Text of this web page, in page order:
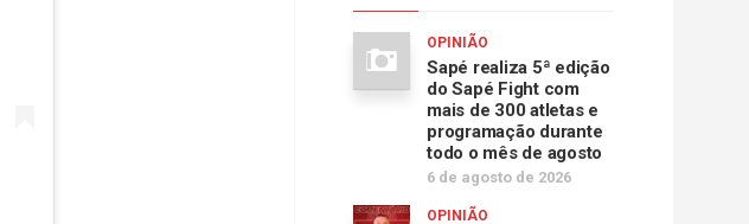
OPINIÃO
Sapé realiza 5ª edição
do Sapé Fight com
mais de 300 atletas e
programação durante
todo o mês de agosto
6 de agosto de 2026
OPINIÃO